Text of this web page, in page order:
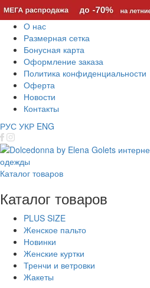
О нас
Размерная сетка
Бонусная карта
Оформление заказа
Политика конфиденциальности
Оферта
Новости
Контакты
РУС УКР ENG
Каталог товаров
Каталог товаров
PLUS SIZE
Женское пальто
Новинки
Женские куртки
Тренчи и ветровки
Жакеты